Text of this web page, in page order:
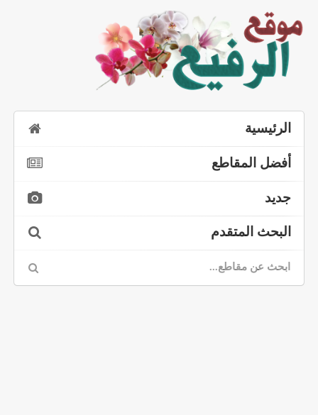
الرئيسية
أفضل المقاطع
جديد
البحث المتقدم